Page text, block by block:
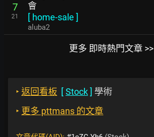
7
21
會
[ home-sale ]
aluba2
更多 即時熱門文章 >>
‣ 返回看板 [Stock] 學術
‣ 更多 pttmans 的文章